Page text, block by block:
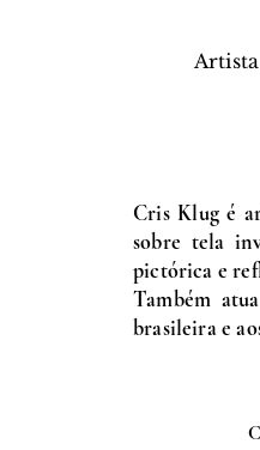
Cris Klug é
sobre tela
pictórica e
Também
brasileira e